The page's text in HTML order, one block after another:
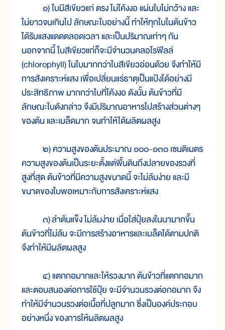
๑) ใบมีสีเขียวแก่ ตรง ไม่โค้งงอ แผ่นใบไม่กว้าง และ
ไม่ยาวจนเกินไป ลักษณะใบอย่างนี้ ทำให้ทุกใบในต้นข้าว
ได้รับแสงแดดตลอดเวลา และเป็นปริมาณเท่าๆ กัน
นอกจากนี้ ใบสีเขียวแก่ก็จะมีจำนวนคลอโรฟีลล์
(chlorophyll) ในใบมากกว่าใบสีเขียวอ่อนด้วย จึงทำให้มี
การสังเคราะห์แสง เพื่อเปลี่ยนแร่ธาตุเป็นแป้งได้อย่างมี
ประสิทธิภาพ มากกว่าใบที่โค้งงอ ดังนั้น ต้นข้าวที่มี
ลักษณะใบดังกล่าว จึงมีปริมาณอาหารไปสร้างส่วนต่างๆ
ของต้น และเมล็ดมาก จนทำให้ได้ผลิตผลสูง
๒) ความสูงของต้นประมาณ ๑๐๐-๑๓๐ เซนติเมตร
ความสูงของต้นเป็นระยะตั้งแต่พื้นดินถึงปลายของรวงที่
สูงที่สุด ต้นข้าวที่มีความสูงขนาดนี้ จะไม่ล้มง่าย และมี
ขนาดของใบพอเหมาะกับการสังเคราะห์แสง
๓) ลำต้นแข็ง ไม่ล้มง่าย เมื่อใส่ปุ๋ยลงในนามากขึ้น
ต้นข้าวที่ไม่ล้ม จะมีการสร้างอาหารและเมล็ดได้ตามปกติ
จึงทำให้มีผลิตผลสูง
๔) แตกกอมากและให้รวงมาก ต้นข้าวที่แตกกอมาก
และตอบสนองต่อการใช้ปุ๋ย จะมีจำนวนรวงต่อกอมาก จึง
ทำให้มีจำนวนรวงต่อเนื้อที่ปลูกมาก ซึ่งเป็นองค์ประกอบ
อย่างหนึ่ง ของการให้ผลิตผลสูง